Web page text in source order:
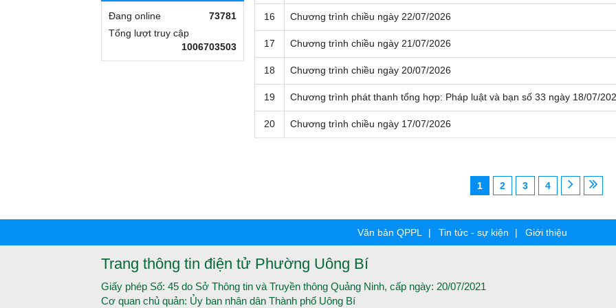
Đang online
73781
Tổng lượt truy cập
1006703503
16 Chương trình chiều ngày 22/07/2026
17 Chương trình chiều ngày 21/07/2026
18 Chương trình chiều ngày 20/07/2026
19 Chương trình phát thanh tổng hợp: Pháp luật và bạn số 33 ngày 18/07/
20 Chương trình chiều ngày 17/07/2026
1 2 3 4
Văn bản QPPL Tin tức - sự kiện Giới thiệu
Trang thông tin điện tử Phường Uông Bí
Giấy phép Số: 45 do Sở Thông tin và Truyền thông Quảng Ninh, cấp ngày: 20/07/2021
Cơ quan chủ quản: Ủy ban nhân dân Thành phố Uông Bí